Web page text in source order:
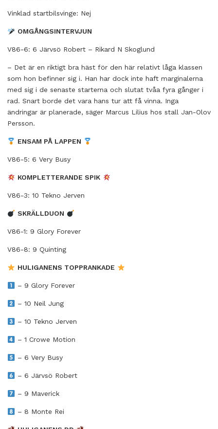
Vinklad startbilsvinge: Nej
OMGÅNGSINTERVJUN
V86-6: 6 Järvsö Robert – Rikard N Skoglund
– Det är en riktigt bra häst för den här relativt låga klassen
som hon befinner sig i. Han har dock inte haft marginalerna
med sig i de senaste starterna och slutat tvåa fyra gånger i
rad. Snart borde det vara hans tur att få vinna. Inga
ändringar är planerade, säger Marcus Lilius hos stall Jan-Olov
Persson.
ENSAM PÅ LAPPEN
V86-5: 6 Very Busy
KOMPLETTERANDE SPIK
V86-3: 10 Tekno Jerven
SKRÄLLDUON
V86-1: 9 Glory Forever
V86-8: 9 Quinting
HULIGANENS TOPPRANKADE
– 9 Glory Forever
– 10 Neil Jung
– 10 Tekno Jerven
– 1 Crowe Motion
– 6 Very Busy
– 6 Järvsö Robert
– 9 Maverick
– 8 Monte Rei